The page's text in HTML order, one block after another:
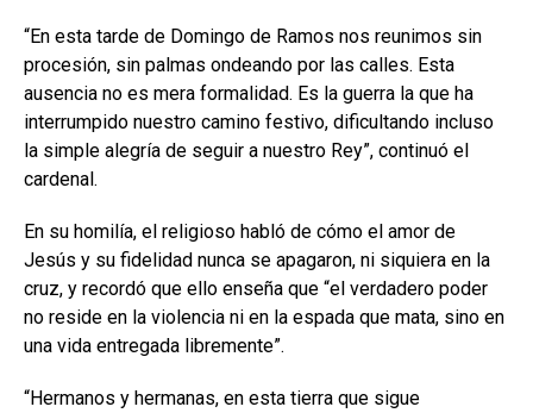
“En esta tarde de Domingo de Ramos nos reunimos sin
procesión, sin palmas ondeando por las calles. Esta
ausencia no es mera formalidad. Es la guerra la que ha
interrumpido nuestro camino festivo, dificultando incluso
la simple alegría de seguir a nuestro Rey”, continuó el
cardenal.
En su homilía, el religioso habló de cómo el amor de
Jesús y su fidelidad nunca se apagaron, ni siquiera en la
cruz, y recordó que ello enseña que “el verdadero poder
no reside en la violencia ni en la espada que mata, sino en
una vida entregada libremente”.
“Hermanos y hermanas, en esta tierra que sigue